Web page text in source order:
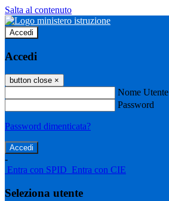
Salta al contenuto
Accedi
Accedi
button close ×
Nome Utente
Password
Password dimenticata?
-
Entra con SPID Entra con CIE
Seleziona utente